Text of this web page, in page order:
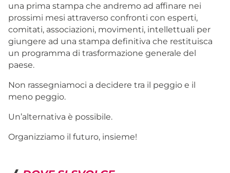
una prima stampa che andremo ad affinare nei
prossimi mesi attraverso confronti con esperti,
comitati, associazioni, movimenti, intellettuali per
giungere ad una stampa definitiva che restituisca
un programma di trasformazione generale del
paese.
Non rassegniamoci a decidere tra il peggio e il
meno peggio.
Un’alternativa è possibile.
Organizziamo il futuro, insieme!